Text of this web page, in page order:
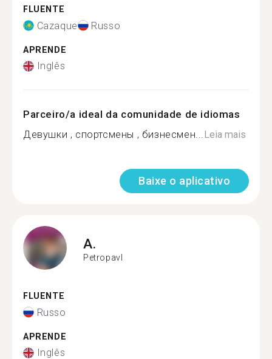
FLUENTE
Cazaque Russo
APRENDE
Inglês
Parceiro/a ideal da comunidade de idiomas
Девушки , спортсмены , бизнесмен...Leia mais
Baixe o aplicativo
A.
Petropavl
FLUENTE
Russo
APRENDE
Inglês